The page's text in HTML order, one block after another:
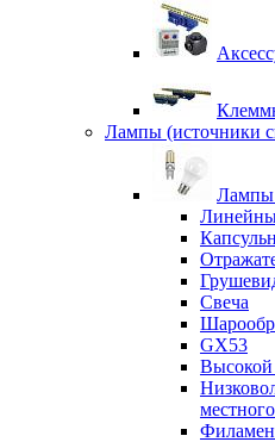
Лампы (источники
Лампы
Свеча
GX53